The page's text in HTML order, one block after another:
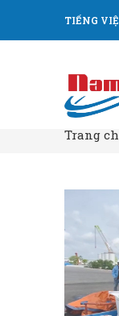
TIẾNG
Trang